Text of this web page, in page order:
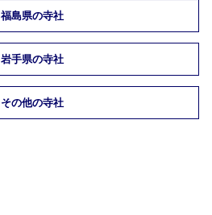
福島県の寺社
岩手県の寺社
その他の寺社